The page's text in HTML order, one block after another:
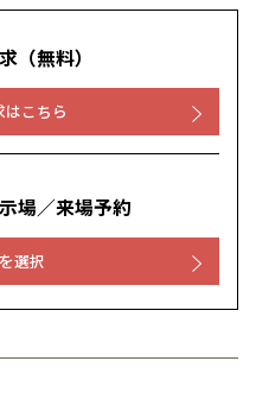
（無料）
はこちら
場／来場予約
選択